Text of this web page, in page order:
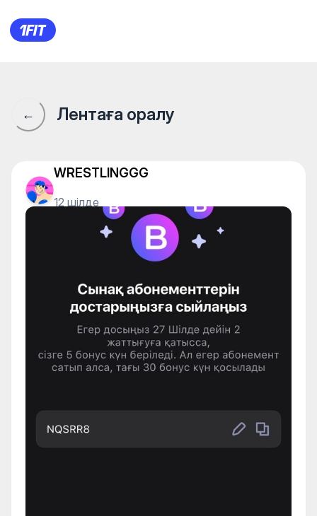
1Fit қауымдастығы · 1Fit
← Лентаға оралу
WRESTLINGGG
12 шілде